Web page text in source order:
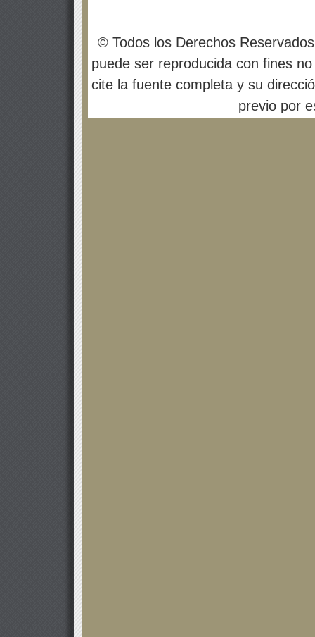
© Todos los Derechos
puede ser reproducida con fines
cite la fuente completa y su
previo por